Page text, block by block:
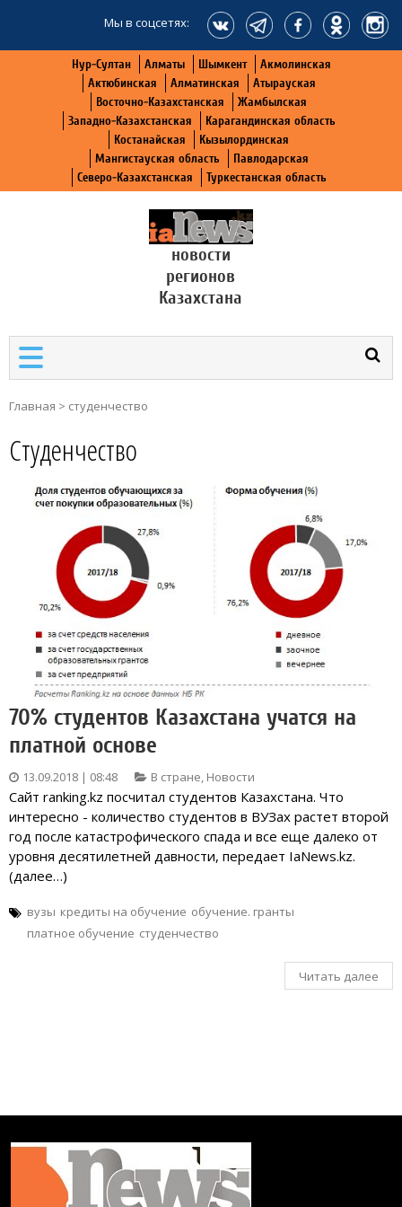
Мы в соцсетях:
Нур-Султан Алматы Шымкент
Акмолинская
Актюбинская
Алматинская
Атырауская
Восточно-Казахстанская
Жамбылская
Западно-Казахстанская
Карагандинская область
Костанайская
Кызылординская
Мангистауская область
Павлодарская
Северо-Казахстанская
Туркестанская область
новости
регионов
Казахстана
Главная > студенчество
Студенчество
70% студентов Казахстана учатся на
платной основе
13.09.2018 | 08:48 В стране, Новости
Сайт ranking.kz посчитал студентов Казахстана. Что
интересно - количество студентов в ВУЗах растет второй
год после катастрофического спада и все еще далеко от
уровня десятилетней давности, передает IaNews.kz.
(далее…)
вузы кредиты на обучение обучение. гранты
платное обучение студенчество
Читать далее